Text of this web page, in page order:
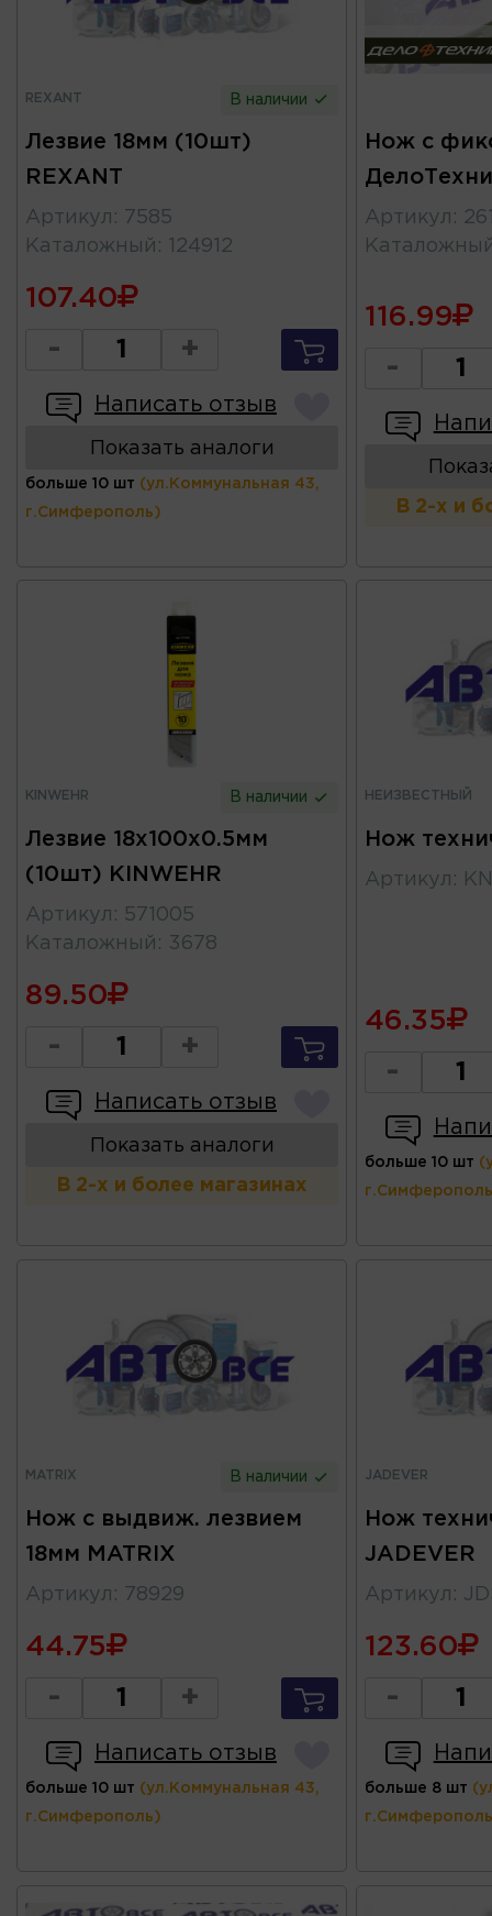
REXANT В наличии
Лезвие 18мм (10шт)
REXANT
Артикул :
7585
Каталожный : 124912
107.40
- +
Написать отзыв
Показать аналоги
больше 10 шт (ул.Коммунальная 43,
г.Симферополь)
Нож с
Артикул :
116.99
-
В 2-х и
KINWEHR В наличии
Лезвие 18x100x0.5мм
(10шт) KINWEHR
Артикул : 571005
Каталожный : 3678
89.50
- +
Написать отзыв
Показать аналоги
В 2-х и более магазинах
НЕИЗВЕСТНЫЙ
Нож
Артикул :
46.35
-
больше 10 шт
MATRIX В наличии
Нож с выдвиж. лезвием
18мм MATRIX
Артикул : 78929
44.75
- +
Написать отзыв
больше 10 шт (ул.Коммунальная 43,
г.Симферополь)
JADEVER
Нож
JADEVER
Артикул :
123.60
-
больше 8 шт